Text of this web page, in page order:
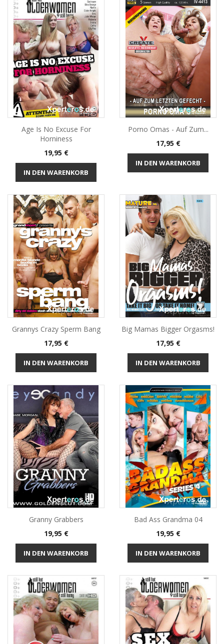
Age Is No Excuse For
Horniness
Preis
19,95 €
IN DEN WARENKORB
Porno Omas - Auf Zum...
Preis
17,95 €
IN DEN WARENKORB
Grannys Crazy Sperm Bang
Preis
17,95 €
IN DEN WARENKORB
Big Mamas Bigger Orgasms!
Preis
17,95 €
IN DEN WARENKORB
Granny Grabbers
Preis
19,95 €
IN DEN WARENKORB
Bad Ass Grandma 04
Preis
19,95 €
IN DEN WARENKORB